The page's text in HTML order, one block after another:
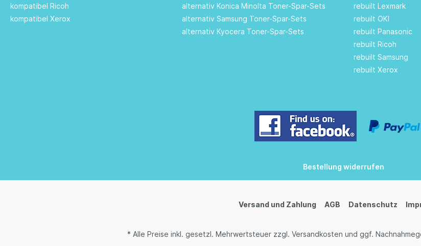
kompatibel Ricoh
kompatibel Xerox
alternativ Konica Minolta Toner-Spar-Sets
alternativ Samsung Toner-Spar-Sets
alternativ Kyocera Toner-Spar-Sets
rebuilt Lexmark
rebuilt OKI
rebuilt Panasonic
rebuilt Ricoh
rebuilt Samsung
rebuilt Xerox
Bestellung widerrufen
Versand und Zahlung AGB Datenschutz
* Alle Preise inkl. gesetzl. Mehrwertsteuer zzgl. Versandkosten und ggf.